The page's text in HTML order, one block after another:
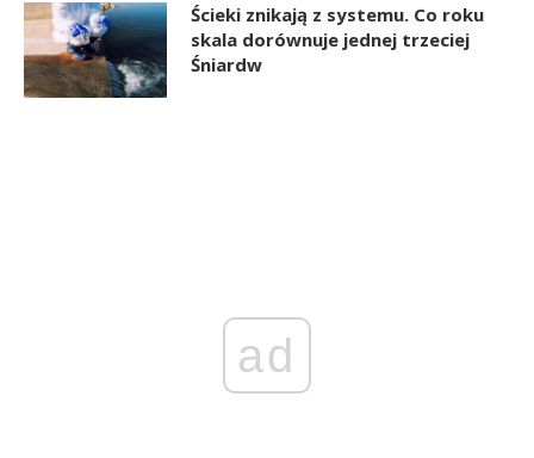
Ścieki znikają z systemu. Co roku
skala dorównuje jednej trzeciej
Śniardw
ad